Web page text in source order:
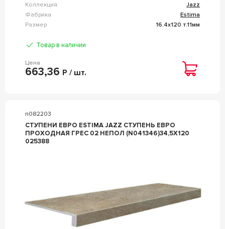
Коллекция
Jazz
Фабрика
Estima
Размер
16.4x120 т.11мм
Товар в наличии
Цена
663,36 Р / шт.
n082203
СТУПЕНИ ЕВРО ESTIMA JAZZ СТУПЕНЬ ЕВРО
ПРОХОДНАЯ ГРЕС 02 НЕПОЛ (N041346)34,5X120
025388